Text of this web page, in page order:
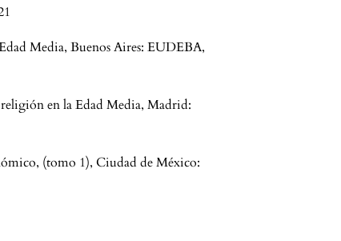
Media, Buenos Aires: EUDEBA,
en la Edad Media, Madrid:
(tomo 1), Ciudad de México: